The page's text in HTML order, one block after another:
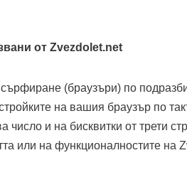
от Zvezdolet.net
(браузъри) по
на вашия браузър по
число и на бисквитки от трети
или на функционалностите на